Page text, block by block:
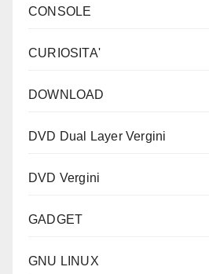
CONSOLE
CURIOSITA'
DOWNLOAD
DVD Dual Layer Vergini
DVD Vergini
GADGET
GNU LINUX